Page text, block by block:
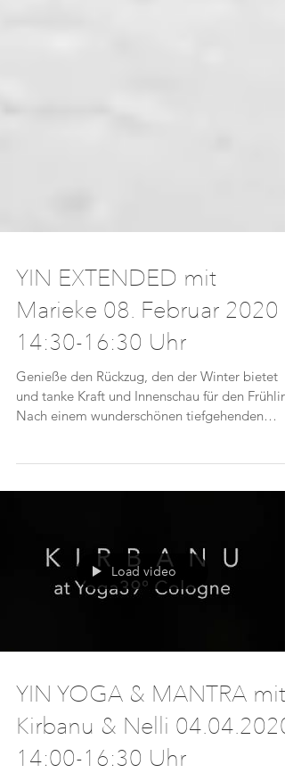
YIN EXTENDED mit
Marieke 08. Februar 2020
14:30-16:30 Uhr
Genieße den Rückzug, den der Winter bietet
und tanke Kraft und Innenschau für den
Auftakt...
YIN YOGA & MANTRA mit
Kirbanu & Nelli 04.04.2020